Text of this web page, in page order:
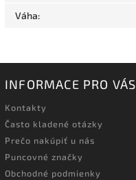
Váha:
INFORMACE PRO VÁS
Kontakty
Často kladené otázky
Prečo nakúpiť u nás
Puncovné značky
Obchodné podmienky